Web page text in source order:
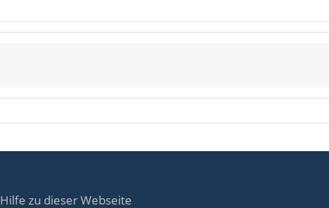
Hilfe zu dieser Webseite